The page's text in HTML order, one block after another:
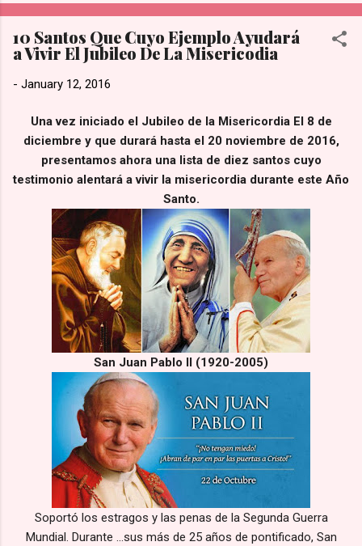
publicado en su sección de Preguntas Frecuentes de Hobby
Lobby. Prioridad Sobre las Ganancias: La directiva reconoce
que esta medida representa una pérdida financiera sustancial
al no operar en un día de altas ventas. Sin embargo, sostienen
utilidades del negocio. Tradición de la empresa: Esta política
no es nueva; se ha mantenido intacta a nivel nacional desde
que se inaugur...
10 Santos Que Cuyo Ejemplo Ayudará
a Vivir El Jubileo De La Misericodia
- January 12, 2016
Una vez iniciado el Jubileo de la Misericordia El 8 de
diciembre y que durará hasta el 20 noviembre de 2016,
presentamos ahora una lista de diez santos cuyo
testimonio alentará a vivir la misericordia durante este Año
Santo.
San Juan Pablo II (1920-2005)
Soportó los estragos y las penas de la Segunda Guerra
Mundial. Durante ...sus más de 25 años de pontificado, San